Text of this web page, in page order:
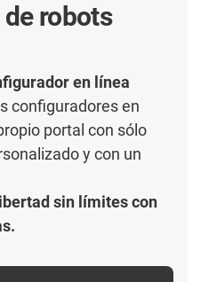
robots
en línea
configuradores en
portal con sólo
y con un
sin límites con